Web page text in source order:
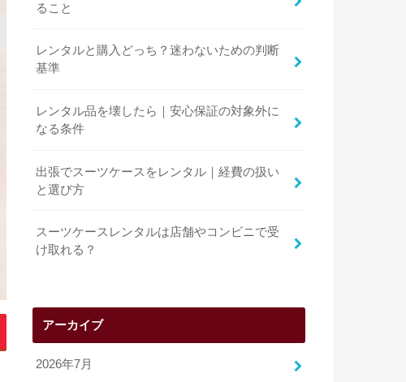
ること
レンタルと購入どっち？迷わないための判断
基準
レンタル品を壊したら｜安心保証の対象外に
なる条件
出張でスーツケースをレンタル｜経費の扱い
と選び方
スーツケースレンタルは店舗やコンビニで受
け取れる？
アーカイブ
2026年7月